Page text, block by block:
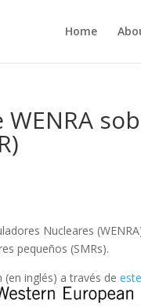
Home
WENRA
Nucleares
pequeños (SMRs).
(en inglés) a través de